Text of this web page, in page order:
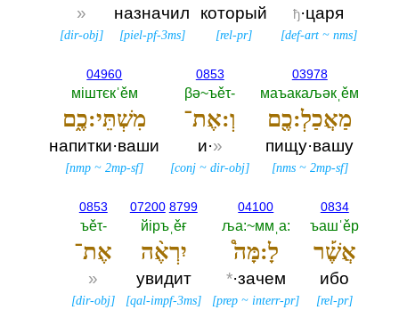
ђ·царя
[def-art~ nms]
который
[rel-pr]
назначил
[piel-pf-3ms]
»
[dir-obj]
03978
маъакаљәкˌěм
מַאֲכַלְ:כֶ֖ם
пищу·вашу
[nms~ 2mp-sf]
0853
βә~ъěτ-‎
וְ:אֶת־
и·»
[conj ~dir-obj]
04960
мiштєкˈěм
מִשְׁתֵּי:כֶ֑ם
напитки·ваши
[nmp ~2mp-sf]
0834
ъашˈěр
אֲשֶׁ֡ר
ибо
[rel-pr]
04100
ља:~ммˌа:‎
לָ:מָּה֩
*·зачем
[prep ~interr-pr]
07200 8799
йiръˌěғ
יִרְאֶ֨ה
увидит
[qal-impf-3ms]
0853
ъěτ-‎
אֶת־
»
[dir-obj]